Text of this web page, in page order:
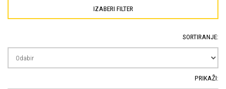
IZABERI FILTER
SORTIRANJE:
PRIKAŽI: